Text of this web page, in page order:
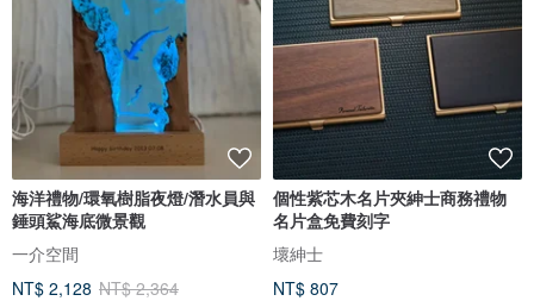
海洋禮物/環氧樹脂夜燈/潛水員與
錘頭鯊海底微景觀
一介空間
NT$ 2,128 NT$ 2,364
個性紫芯木名片夾紳士商務禮物
名片盒免費刻字
壞紳士
NT$ 807